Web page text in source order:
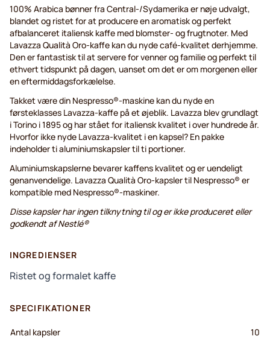
100% Arabica bønner fra Central-/Sydamerika er nøje udvalgt,
blandet og ristet for at producere en aromatisk og perfekt
afbalanceret italiensk kaffe med blomster- og frugtnoter. Med
Lavazza Qualità Oro-kaffe kan du nyde café-kvalitet derhjemme.
Den er fantastisk til at servere for venner og familie og perfekt til
ethvert tidspunkt på dagen, uanset om det er om morgenen eller
en eftermiddagsforkælelse.
Takket være din Nespresso®-maskine kan du nyde en
førsteklasses Lavazza-kaffe på et øjeblik. Lavazza blev grundlagt
i Torino i 1895 og har stået for italiensk kvalitet i over hundrede år.
Hvorfor ikke nyde Lavazza-kvalitet i en kapsel? En pakke
indeholder ti aluminiumskapsler til ti portioner.
Aluminiumskapslerne bevarer kaffens kvalitet og er uendeligt
genanvendelige. Lavazza Qualità Oro-kapsler til Nespresso® er
kompatible med Nespresso®-maskiner.
Disse kapsler har ingen tilknytning til og er ikke produceret eller
godkendt af Nestlé®
INGREDIENSER
Ristet og formalet kaffe
SPECIFIKATIONER
Antal kapsler
10